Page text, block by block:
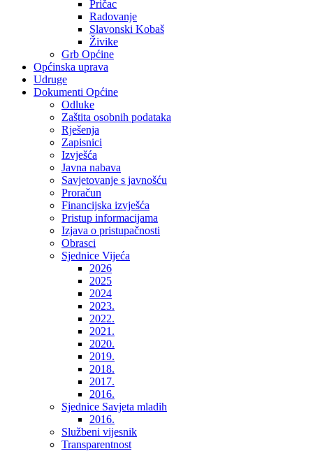
Pričac
Radovanje
Slavonski Kobaš
Živike
Grb Općine
Općinska uprava
Udruge
Dokumenti Općine
Odluke
Zaštita osobnih podataka
Rješenja
Zapisnici
Izvješća
Javna nabava
Savjetovanje s javnošću
Proračun
Financijska izvješća
Pristup informacijama
Izjava o pristupačnosti
Obrasci
Sjednice Vijeća
2026
2025
2024
2023.
2022.
2021.
2020.
2019.
2018.
2017.
2016.
Sjednice Savjeta mladih
2016.
Službeni vijesnik
Transparentnost